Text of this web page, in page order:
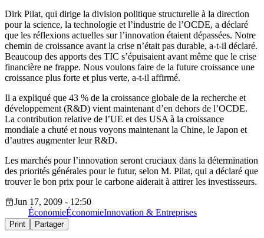
Dirk Pilat, qui dirige la division politique structurelle à la direction
pour la science, la technologie et l’industrie de l’OCDE, a déclaré
que les réflexions actuelles sur l’innovation étaient dépassées. Notre
chemin de croissance avant la crise n’était pas durable, a-t-il déclaré.
Beaucoup des apports des TIC s’épuisaient avant même que le crise
financière ne frappe. Nous voulons faire de la future croissance une
croissance plus forte et plus verte, a-t-il affirmé.
Il a expliqué que 43 % de la croissance globale de la recherche et
développement (R&D) vient maintenant d’en dehors de l’OCDE.
La contribution relative de l’UE et des USA à la croissance
mondiale a chuté et nous voyons maintenant la Chine, le Japon et
d’autres augmenter leur R&D.
Les marchés pour l’innovation seront cruciaux dans la détermination
des priorités générales pour le futur, selon M. Pilat, qui a déclaré que
trouver le bon prix pour le carbone aiderait à attirer les investisseurs.
Jun 17, 2009 - 12:50
ÉconomieÉconomieInnovation & Entreprises
Print Partager